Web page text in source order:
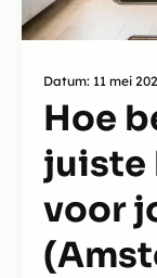
Datum: 11 mei
Hoe
juiste
voor